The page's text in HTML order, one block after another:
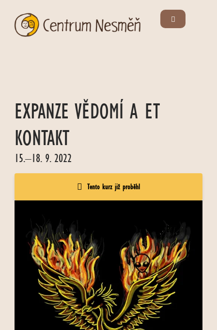
EXPANZE VĚDOMÍ A ET
KONTAKT
15.–18. 9. 2022
Tento kurz již proběhl